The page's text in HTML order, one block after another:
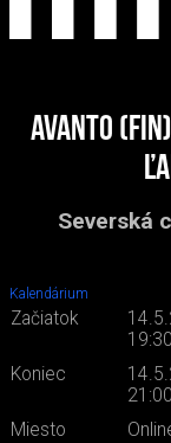
Avanto
Severská
Kalendárium
Začiatok
19:30
Koniec
21:00
Miesto